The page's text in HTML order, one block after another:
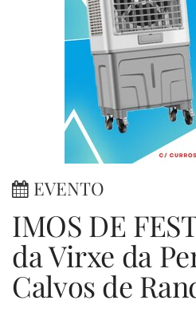
EVENTO
IMOS DE
da Virxe da
Calvos de